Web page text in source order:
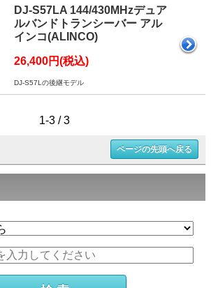
DJ-S57LA 144/430MHzデュア
ルバンドトランシーバー アル
インコ(ALINCO)
26,400円(税込)
DJ-S57Lの後継モデル
1-3 / 3
ページの先頭へ戻る